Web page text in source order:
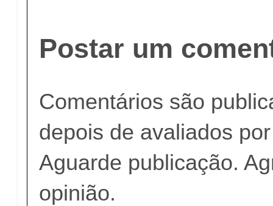
Postar um
Comentários são
depois de avaliados
Aguarde publicação.
opinião.